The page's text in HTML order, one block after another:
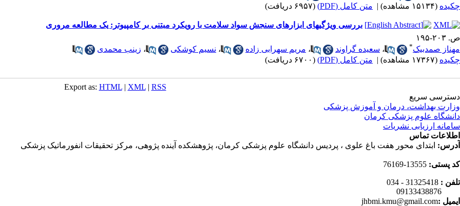
چکیده (۱۵۱۳۴ مشاهده) | متن کامل (PDF) (۶۹۵۷ دریافت)
بررسی ویژگیهای ابزارهای سنجش سواد سلامت با رویکرد مبتنی بر کامپیوتر: یک مطالعه مروری
ص. ۲۰۳-۱۹۵
مهناز صمدبیک* ، سعیده گراوند ، مریم سهرابی زاده ، نسیم کوشکی ، زینب محمدی
چکیده (۱۷۳۶۷ مشاهده) | متن کامل (PDF) (۶۷۰۰ دریافت)
Export as: HTML| XML| RSS
دسترسی سریع
وزارت بهداشت، درمان و آموزش پزشکی
دانشگاه علوم پزشکی کرمان
سامانه ارزیابی نشریات
اطلاعات تماس
آدرس: ابتدای محور هفت باغ علوی ، پردیس دانشگاه علوم پزشکی کرمان، پژوهشکده آینده پژوهی، مرکز تحقیقات انفورماتیک پزشکی
کد پستی:
تلفن : 31325418 - 034
ایمیل :jhbmi.kmu@gmail.com